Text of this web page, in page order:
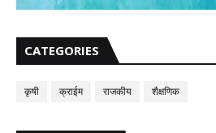
CATEGORIES
कृषी क्राईम राजकीय शैक्षणिक